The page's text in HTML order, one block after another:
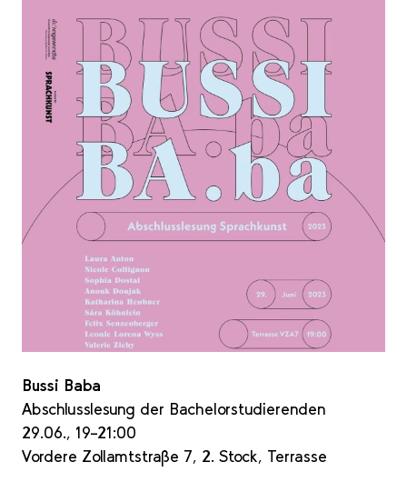
Bussi Baba
Abschlusslesung der Bachelorstudierenden
29.06., 19–21:00
Vordere Zollamtstraße 7, 2. Stock, Terrasse